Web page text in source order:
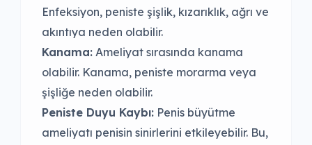
Enfeksiyon, peniste şişlik, kızarıklık, ağrı ve
akıntıya neden olabilir.
Kanama: Ameliyat sırasında kanama
olabilir. Kanama, peniste morarma veya
şişliğe neden olabilir.
Peniste Duyu Kaybı: Penis büyütme
ameliyatı penisin sinirlerini etkileyebilir. Bu,